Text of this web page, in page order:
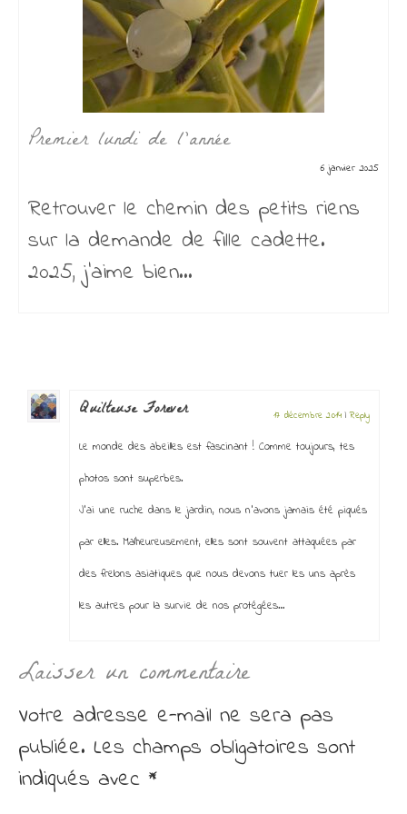
Premier lundi de l’année
6 janvier 2025
Retrouver le chemin des petits riens
sur la demande de fille cadette.
2025, j’aime bien...
Quilteuse Forever 17 décembre 2014 |Reply
Le monde des abeilles est fascinant ! Comme toujours, tes
photos sont superbes.
J’ai une ruche dans le jardin, nous n’avons jamais été piqués
par elles. Malheureusement, elles sont souvent attaquées par
des frelons asiatiques que nous devons tuer les uns après
les autres pour la survie de nos protégées…
Laisser un commentaire
Votre adresse e-mail ne sera pas
publiée. Les champs obligatoires sont
indiqués avec *